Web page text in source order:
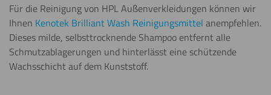
Beschichten
Für die Reinigung von HPL Außenverkleidungen können wir
Ihnen Kenotek Brilliant Wash Reinigungsmittel anempfehlen.
Dieses milde, selbsttrocknende Shampoo entfernt alle
Schmutzablagerungen und hinterlässt eine schützende
Wachsschicht auf dem Kunststoff.